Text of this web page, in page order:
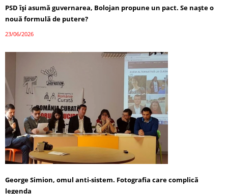
PSD își asumă guvernarea, Bolojan propune un pact. Se naște o
nouă formulă de putere?
23/06/2026
George Simion, omul anti-sistem. Fotografia care complică
legenda